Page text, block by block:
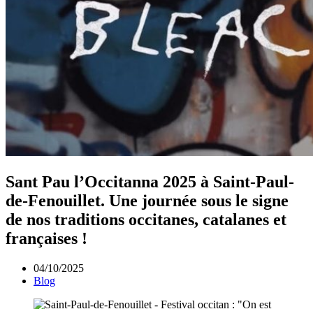
Sant Pau l’Occitanna 2025 à Saint-Paul-
de-Fenouillet. Une journée sous le signe
de nos traditions occitanes, catalanes et
françaises !
04/10/2025
Blog